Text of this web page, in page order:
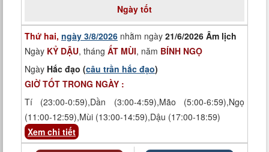
Ngày tốt
Thứ hai, ngày 3/8/2026 nhằm ngày 21/6/2026 Âm lịch
Ngày KỶ DẬU, tháng ẤT MÙI, năm BÍNH NGỌ
Ngày Hắc đạo (câu trần hắc đạo)
GIỜ TỐT TRONG NGÀY :
Tí (23:00-0:59),Dần (3:00-4:59),Mão (5:00-6:59),Ngọ
(11:00-12:59),Mùi (13:00-14:59),Dậu (17:00-18:59)
Xem chi tiết